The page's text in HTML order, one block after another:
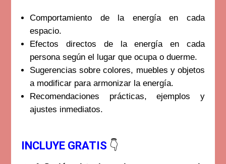
Comportamiento de la energía en cada
espacio.
Efectos directos de la energía en cada
persona según el lugar que ocupa o duerme.
Sugerencias sobre colores, muebles y objetos
a modificar para armonizar la energía.
Recomendaciones prácticas, ejemplos y
ajustes inmediatos.
INCLUYE GRATIS 👇